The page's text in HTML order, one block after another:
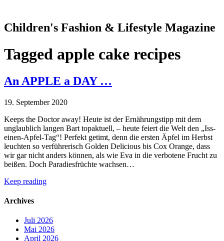
Children's Fashion & Lifestyle Magazine
Tagged apple cake recipes
An APPLE a DAY …
19. September 2020
Keeps the Doctor away! Heute ist der Ernährungstipp mit dem
unglaublich langen Bart topaktuell, – heute feiert die Welt den „Iss-
einen-Apfel-Tag“! Perfekt getimt, denn die ersten Äpfel im Herbst
leuchten so verführerisch Golden Delicious bis Cox Orange, dass
wir gar nicht anders können, als wie Eva in die verbotene Frucht zu
beißen. Doch Paradiesfrüchte wachsen…
Keep reading
Archives
Juli 2026
Mai 2026
April 2026